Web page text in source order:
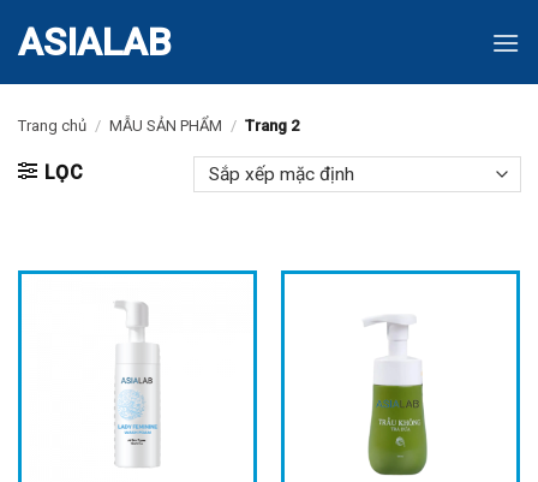
ASIALAB
Trang chủ / MẪU SẢN PHẨM / Trang 2
LỌC